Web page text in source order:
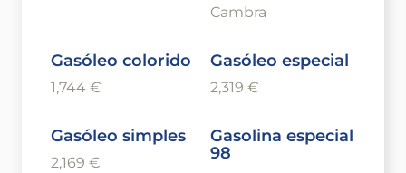
Cambra
Gasóleo colorido
1,744 €
Gasóleo especial
2,319 €
Gasóleo simples
2,169 €
Gasolina especial
98